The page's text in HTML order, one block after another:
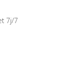
7j/7